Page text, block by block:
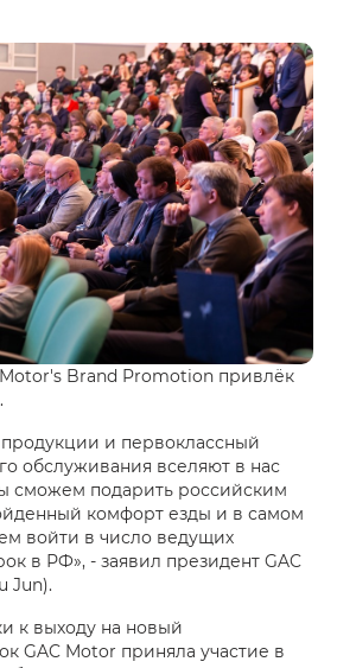
Brand Promotion привлёк
продукции и первоклассный
обслуживания вселяют в нас
сможем подарить российским
комфорт езды и в самом
войти в число ведущих
в РФ», - заявил президент GAC
Jun).
к выходу на новый
GAC Motor приняла участие в